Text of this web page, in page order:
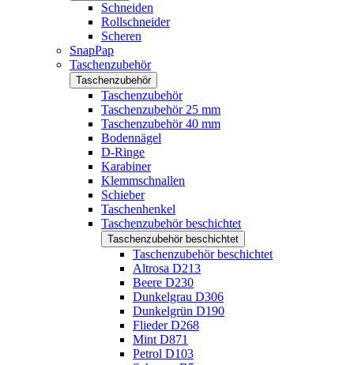
Schneiden
Rollschneider
Scheren
SnapPap
Taschenzubehör
Taschenzubehör
Taschenzubehör
Taschenzubehör 25 mm
Taschenzubehör 40 mm
Bodennägel
D-Ringe
Karabiner
Klemmschnallen
Schieber
Taschenhenkel
Taschenzubehör beschichtet
Taschenzubehör beschichtet
Taschenzubehör beschichtet
Altrosa D213
Beere D230
Dunkelgrau D306
Dunkelgrün D190
Flieder D268
Mint D871
Petrol D103